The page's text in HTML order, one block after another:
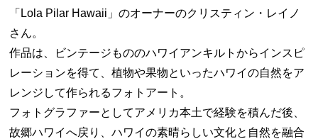
「Lola Pilar Hawaii」のオーナーのクリスティン・レイノ
さん。
作品は、ビンテージもののハワイアンキルトからインスピ
レーションを得て、植物や果物といったハワイの自然をア
レンジして作られるフォトアート。
フォトグラファーとしてアメリカ本土で経験を積んだ後、
故郷ハワイへ戻り、ハワイの素晴らしい文化と自然を融合